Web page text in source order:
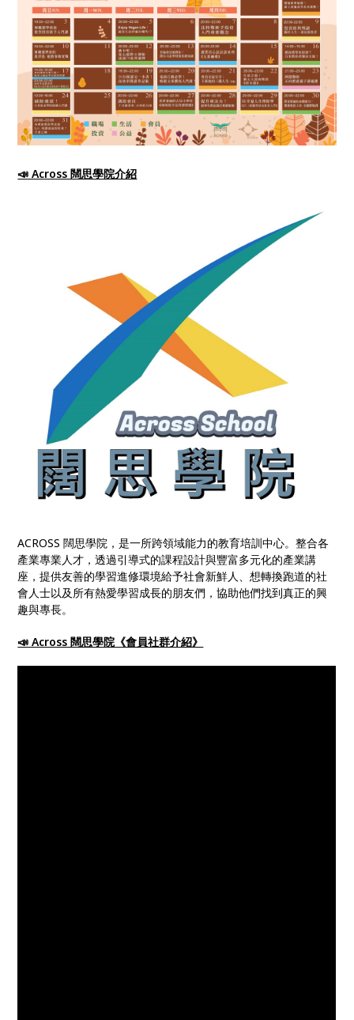
📣 Across 闊思學院介紹
ACROSS 闊思學院，是一所跨領域能力的教育培訓中心。整合各
產業專業人才，透過引導式的課程設計與豐富多元化的產業講
座，提供友善的學習進修環境給予社會新鮮人、想轉換跑道的社
會人士以及所有熱愛學習成長的朋友們，協助他們找到真正的興
趣與專長。
📣 Across 闊思學院《會員社群介紹》